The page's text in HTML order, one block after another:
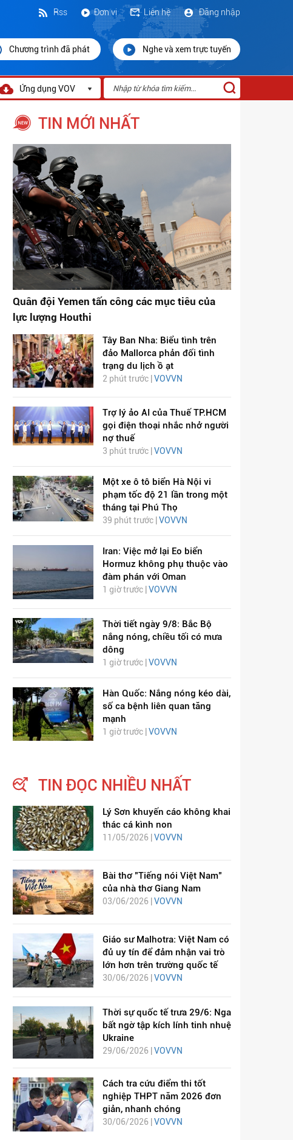
Đăng nhập
Liên hệ
Đơn vị
Rss
Chương trình đã phát Nghe và xem trực tuyến
Ứng dụng VOV
TIN MỚI NHẤT
Quân đội Yemen tấn công các mục tiêu của
lực lượng Houthi
Tây Ban Nha: Biểu tình trên
đảo Mallorca phản đối tình
trạng du lịch ồ ạt
2 phút trước | VOVVN
Trợ lý ảo AI của Thuế TP.HCM
gọi điện thoại nhắc nhở người
nợ thuế
3 phút trước | VOVVN
Một xe ô tô biển Hà Nội vi
phạm tốc độ 21 lần trong một
tháng tại Phú Thọ
39 phút trước | VOVVN
Iran: Việc mở lại Eo biển
Hormuz không phụ thuộc vào
đàm phán với Oman
1 giờ trước | VOVVN
Thời tiết ngày 9/8: Bắc Bộ
nắng nóng, chiều tối có mưa
dông
1 giờ trước | VOVVN
Hàn Quốc: Nắng nóng kéo dài,
số ca bệnh liên quan tăng
mạnh
1 giờ trước | VOVVN
TIN ĐỌC NHIỀU NHẤT
Lý Sơn khuyến cáo không khai
thác cá kình non
11/05/2026 | VOVVN
Bài thơ "Tiếng nói Việt Nam"
của nhà thơ Giang Nam
03/06/2026 | VOVVN
Giáo sư Malhotra: Việt Nam có
đủ uy tín để đảm nhận vai trò
lớn hơn trên trường quốc tế
30/06/2026 | VOVVN
Thời sự quốc tế trưa 29/6: Nga
bất ngờ tập kích lính tinh nhuệ
Ukraine
29/06/2026 | VOVVN
Cách tra cứu điểm thi tốt
nghiệp THPT năm 2026 đơn
giản, nhanh chóng
30/06/2026 | VOVVN